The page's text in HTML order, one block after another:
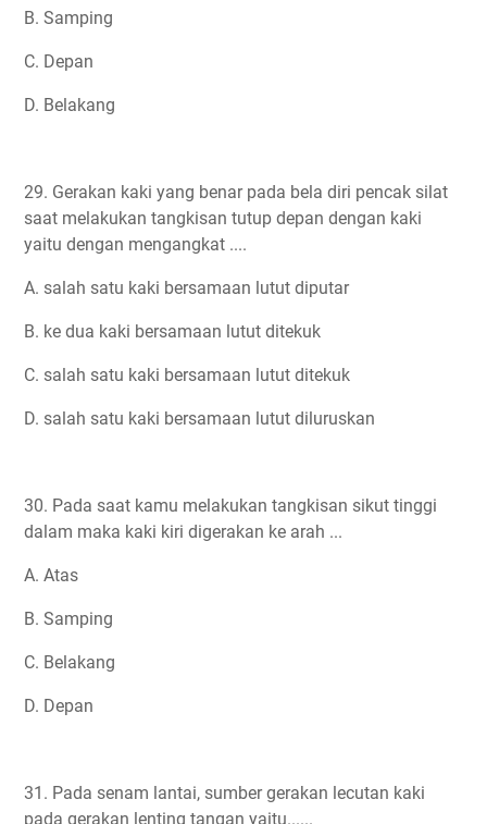
B. Samping
C. Depan
D. Belakang
29. Gerakan kaki yang benar pada bela diri pencak silat
saat melakukan tangkisan tutup depan dengan kaki
yaitu dengan mengangkat ....
A. salah satu kaki bersamaan lutut diputar
B. ke dua kaki bersamaan lutut ditekuk
C. salah satu kaki bersamaan lutut ditekuk
D. salah satu kaki bersamaan lutut diluruskan
30. Pada saat kamu melakukan tangkisan sikut tinggi
dalam maka kaki kiri digerakan ke arah ...
A. Atas
B. Samping
C. Belakang
D. Depan
31. Pada senam lantai, sumber gerakan lecutan kaki
pada gerakan lenting tangan yaitu......